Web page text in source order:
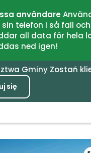
användare
telefon i så fall
all data för
ned igen!
Gminy Zostań
się